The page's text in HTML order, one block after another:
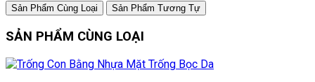
Sản Phẩm Cùng Loại Sản Phẩm Tương Tự
SẢN PHẨM CÙNG LOẠI